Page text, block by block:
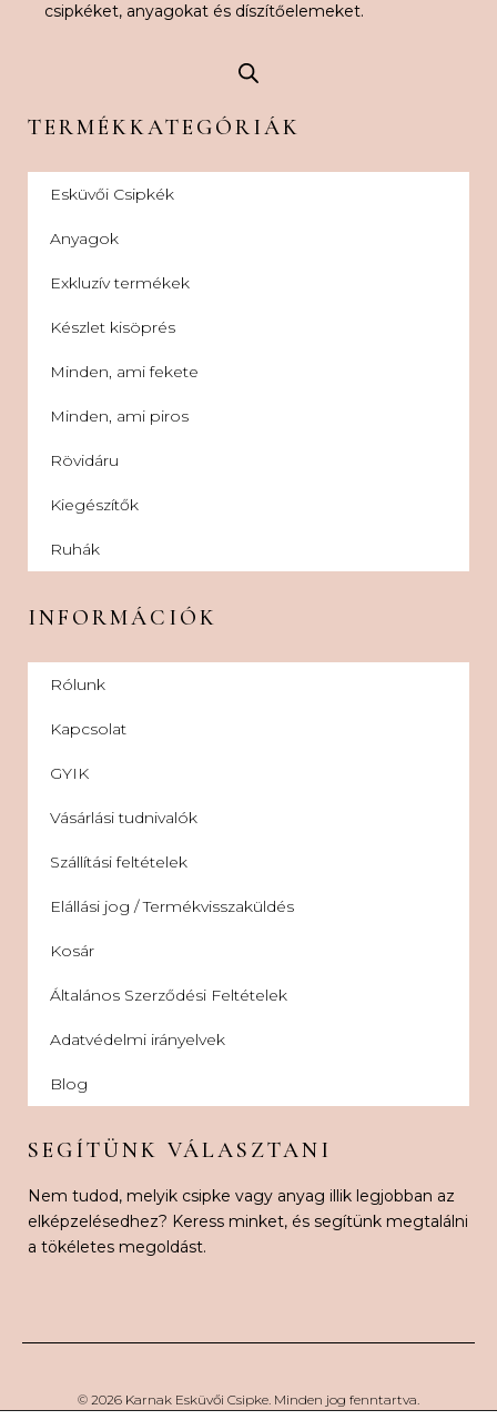
csipkéket, anyagokat és díszítőelemeket.
TERMÉKKATEGÓRIÁK
Esküvői Csipkék
Anyagok
Exkluzív termékek
Készlet kisöprés
Minden, ami fekete
Minden, ami piros
Rövidáru
Kiegészítők
Ruhák
INFORMÁCIÓK
Rólunk
Kapcsolat
GYIK
Vásárlási tudnivalók
Szállítási feltételek
Elállási jog / Termékvisszaküldés
Kosár
Általános Szerződési Feltételek
Adatvédelmi irányelvek
Blog
SEGÍTÜNK VÁLASZTANI
Nem tudod, melyik csipke vagy anyag illik legjobban az
elképzelésedhez? Keress minket, és segítünk megtalálni
a tökéletes megoldást.
© 2026 Karnak Esküvői Csipke. Minden jog fenntartva.